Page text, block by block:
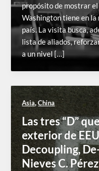
propósito de mostrar
Washington tiene en la
país. La visita busca,
lista de aliados,
a un nivel […]
Asia,China
Las tres “D”
exterior de
Decoupling,
Nieves C. Pérez